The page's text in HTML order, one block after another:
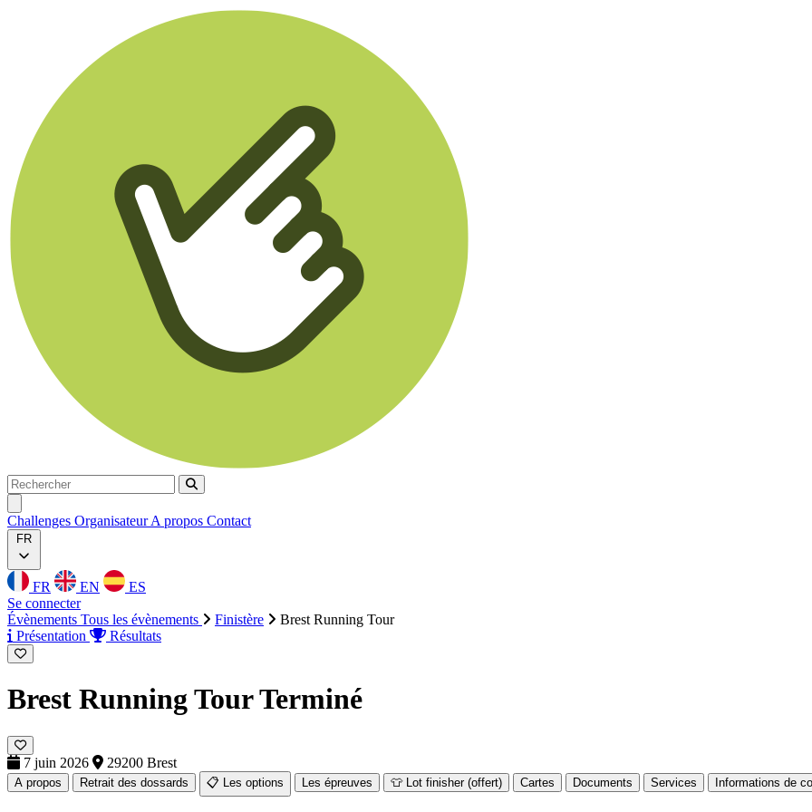
Rechercher
Rechercher
Challenges OrganisateurA propos Contact
FR
FR EN
ES
Se connecter
Évènements Tous les évènements Finistère
Brest Running Tour
Présentation
Résultats
Brest Running TourTerminé
7 juin 2026 29200 Brest
A propos Retrait des dossards 📋 Les options Les épreuves 👕 Lot finisher (offert) Cartes Documents Services Informations de